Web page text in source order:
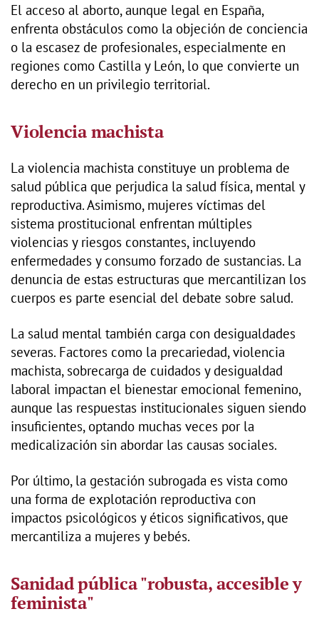
El acceso al aborto, aunque legal en España,
enfrenta obstáculos como la objeción de conciencia
o la escasez de profesionales, especialmente en
regiones como Castilla y León, lo que convierte un
derecho en un privilegio territorial.
Violencia machista
La violencia machista constituye un problema de
salud pública que perjudica la salud física, mental y
reproductiva. Asimismo, mujeres víctimas del
sistema prostitucional enfrentan múltiples
violencias y riesgos constantes, incluyendo
enfermedades y consumo forzado de sustancias. La
denuncia de estas estructuras que mercantilizan los
cuerpos es parte esencial del debate sobre salud.
La salud mental también carga con desigualdades
severas. Factores como la precariedad, violencia
machista, sobrecarga de cuidados y desigualdad
laboral impactan el bienestar emocional femenino,
aunque las respuestas institucionales siguen siendo
insuficientes, optando muchas veces por la
medicalización sin abordar las causas sociales.
Por último, la gestación subrogada es vista como
una forma de explotación reproductiva con
impactos psicológicos y éticos significativos, que
mercantiliza a mujeres y bebés.
Sanidad pública "robusta, accesible y
feminista"